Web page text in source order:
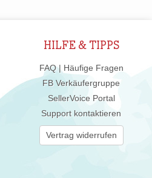
HILFE & TIPPS
FAQ | Häufige Fragen
FB Verkäufergruppe
SellerVoice Portal
Support kontaktieren
Vertrag widerrufen